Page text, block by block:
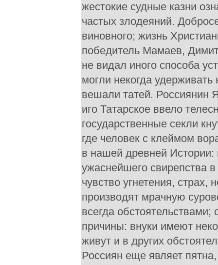
жестокие судные казни
частых злодеяний.
виновного; жизнь
победитель Мамаев,
не видал иного способа
могли некогда
вешали татей. Россиянин
иго Татарское ввело
государственные секли
где человек с клеймом
в нашей древней Истории:
ужаснейшего свирепства
чувство угнетения, страх,
производят мрачную
всегда
причины: внуки имеют
живут и в других
Россиян еще являет